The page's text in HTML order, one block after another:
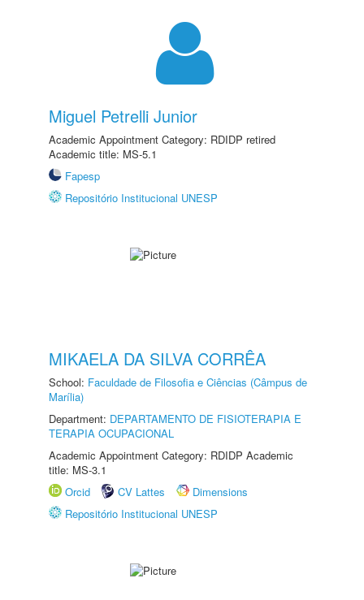
Miguel Petrelli Junior
Academic Appointment Category: RDIDP retired
Academic title: MS-5.1
Fapesp
Repositório Institucional UNESP
MIKAELA DA SILVA CORRÊA
School: Faculdade de Filosofia e Ciências (Câmpus de
Marília)
Department: DEPARTAMENTO DE FISIOTERAPIA E
TERAPIA OCUPACIONAL
Academic Appointment Category: RDIDP Academic
title: MS-3.1
Orcid
CV Lattes
Dimensions
Repositório Institucional UNESP